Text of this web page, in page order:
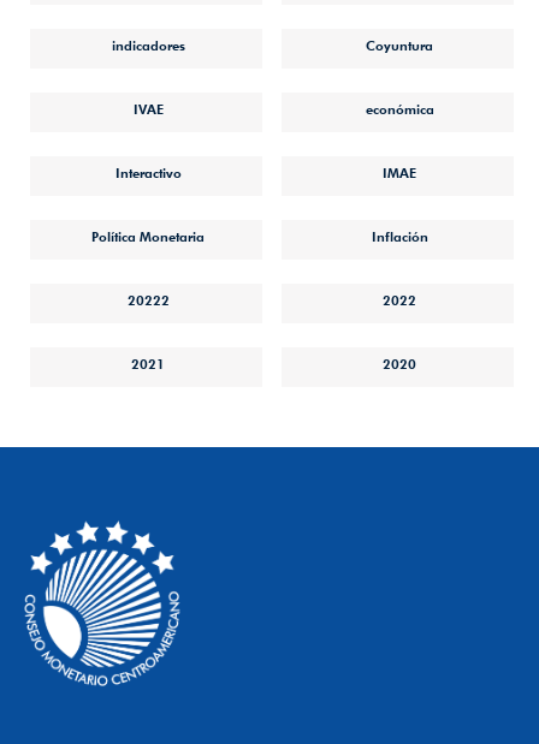
indicadores Coyuntura
IVAE económica
Interactivo IMAE
Política Monetaria Inflación
20222 2022
2021 2020